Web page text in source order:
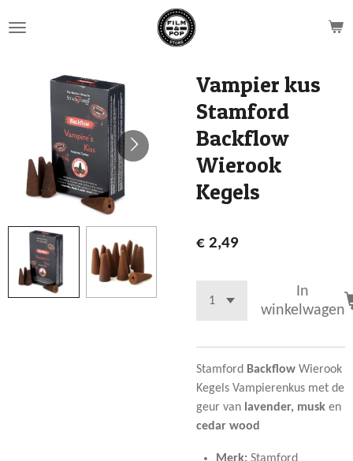
direct
hoofdinhoud
Vampier kus
Stamford
Backflow
Wierook
Kegels
€ 2,49
In
winkelwagen
Stamford Backflow Wierook
Kegels Vampierenkus met de
geur van lavender, musk en
cedar wood
Merk: Stamford